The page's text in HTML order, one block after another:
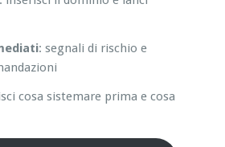
: segnali di rischio e
cosa sistemare prima e cosa